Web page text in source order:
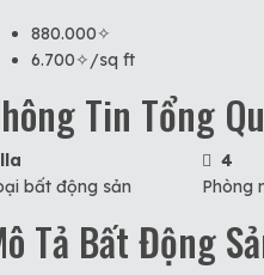
880.000✧
6.700✧/sq ft
Tin Tổng
bất động sản
4
Phòng
Tả Bất Động